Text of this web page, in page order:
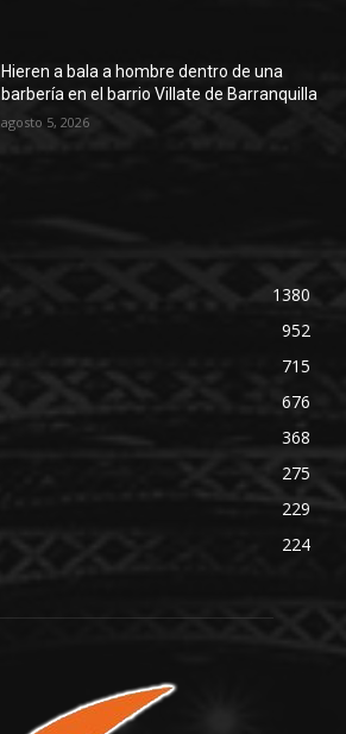
Hieren a bala a hombre dentro de una
barbería en el barrio Villate de Barranquilla
agosto 5, 2026
1380
952
715
676
368
275
229
224